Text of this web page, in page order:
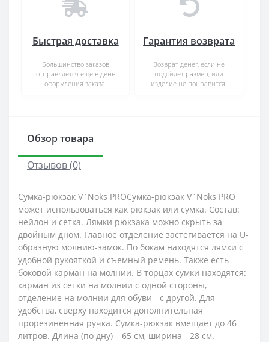
Быстрая доставка
Большинство заказов
отправляется еще в день
оформления заказа.
Гарантия возврата
Возврат денег, если не
подойдет размер, или
изделие не понравится.
Обзор товара
Отзывов (0)
Сумка-рюкзак V`Noks PROСумка-рюкзак V`Noks PRO
может использоваться как рюкзак или сумка. Состав:
нейлон и сетка. Лямки рюкзака можно скрыть за
двойным дном. Главное отделение застегивается на U-
образную молнию-замок. По бокам находятся лямки с
удобной рукояткой и съемный ремень. Также есть
боковой карман на молнии. В торцах сумки находятся:
карман из сетки на молнии с одной стороны,
отделение на молнии для обуви - с другой. Для
удобства, сверху находится дополнительная
прорезиненная ручка. Сумка-рюкзак вмещает до 46
литров. Длина (по дну) – 65 см, ширина - 28 см.